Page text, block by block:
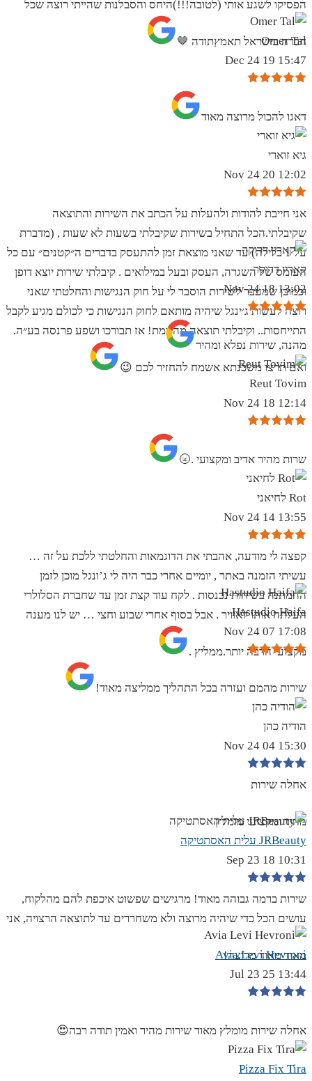
הפסיקו לשגע אותי (לטובה!!!)היחס והסבלנות שהייתי רוצה שכל
חברה בישראל תאמץתודה 🤎
Omer Tal
15:47 19 Dec 24
‏דאגו להכול מרוצה מאוד
גיא זוארי
12:02 20 Nov 24
אני חייבת להודות ולהעלות על הכתב את השירות והתוצאה
שקיבלתי.הכל התחיל בשירות שקיבלתי בשעות לא שעות , (מדברת
על 1 בלילה) עד שאני מוצאת זמן להתעסק בדברים ה״קטנים״ עם כל
העומס של השגרה, העסק ובעל במילואים . קיבלתי שירות יוצא דופן
וכמובן שמעבר לשירות הוסבר לי על חוק הנגישות והחלטתי שאני
רוצה לעשות ג׳ינגל שיהיה מותאם לחוק הנגישות כי לכולם מגיע לקבל
התייחסות.. וקיבלתי תוצאה מהממת! אז תבורכו ושפע פרנסה בע״ה.
ואם תרצו משכנתא אשמח להחזיר לכם 😉
קארין דרוקר
13:02 18 Nov 24
מהנה, שירות נפלא ומהיר
Reut Tovim
12:14 18 Nov 24
שרות מהיר אדיב ומקצועי .🌝
Rot לחיאני
13:55 14 Nov 24
קפצה לי מודעה, אהבתי את הדוגמאות והחלטתי ללכת על זה …
עשיתי הזמנה באתר , יומיים אחרי כבר היה לי ג’ונגל מוכן לזמן
ההמתנה בשיחות נכנסות . לקח עוד קצת זמן עד שחברת הסלולרי
העלתה אותו לאוויר . אבל בסוף אחרי שבוע וחצי … יש לנו מענה
מקצועי הרבה יותר.ממליץ .
Hastudio Haifa
17:08 07 Nov 24
שירות מהמם ועזרה בכל התהליך ממליצה מאוד!
הודיה כהן
15:30 04 Nov 24
אחלה שירות
מהיר ומקצועי מומלץ
JRBeauty עלית האסתטיקה
10:31 18 Sep 23
שירות ברמה גבוהה מאוד! מרגישים שפשוט איכפת להם מהלקוח,
עושים הכל כדי שיהיה מרוצה ולא משחררים עד לתוצאה הרצויה, אני
מאוד מאוד מרוצה!
Avia Levi Hevroni
13:44 25 Jul 23
אחלה שירות מומלץ מאוד שירות מהיר ואמין תודה רבה😍
Pizza Fix Tira